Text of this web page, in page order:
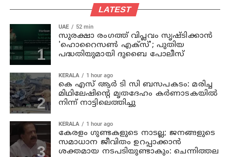
LATEST
UAE 52 min
സുരക്ഷാ രംഗത്ത് വിപ്ലവം സൃഷ്ടിക്കാന്‍
'ഹൊറൈസണ്‍ എക്‌സ്'; പുതിയ
പദ്ധതിയുമായി ദുബൈ പോലീസ്
KERALA 1 hour ago
കെ എസ് ആര്‍ ടി സി ബസപകടം: മരിച്ച
മിഥിലേഷിന്റെ മൃതദേഹം കര്‍ണാടകയില്‍
നിന്ന് നാട്ടിലെത്തിച്ചു
KERALA 1 hour ago
കേരളം ഗുണ്ടകളുടെ നാടല്ല; ജനങ്ങളുടെ
സമാധാന ജീവിതം ഉറപ്പാക്കാന്‍
ശക്തമായ നടപടിയുണ്ടാകും: ചെന്നിത്തല